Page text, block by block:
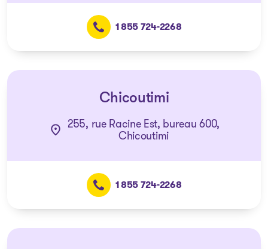
1 855 724-2268
Chicoutimi
255, rue Racine Est, bureau 600,
Chicoutimi
1 855 724-2268